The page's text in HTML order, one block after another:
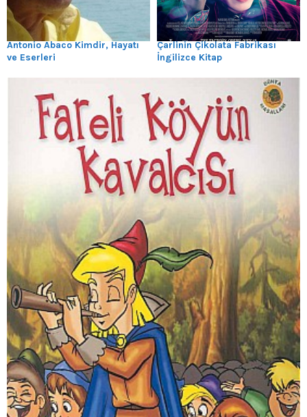
Antonio Abaco Kimdir, Hayatı
ve Eserleri
Çarlinin Çikolata Fabrikası
İngilizce Kitap